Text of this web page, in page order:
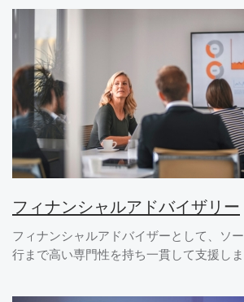
フィナンシャルアドバイザリー
フィナンシャルアドバイザーとして、ソ
行まで高い専門性を持ち一貫して支援しま